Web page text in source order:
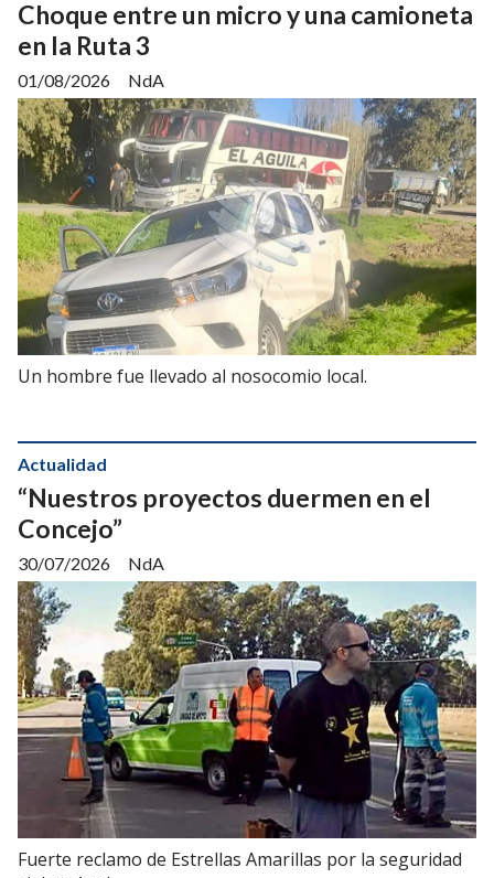
Choque entre un micro y una camioneta
en la Ruta 3
NdA
01/08/2026
Un hombre fue llevado al nosocomio local.
“Nuestros proyectos duermen en el
Concejo”
NdA
Actualidad
30/07/2026
Fuerte reclamo de Estrellas Amarillas por la seguridad